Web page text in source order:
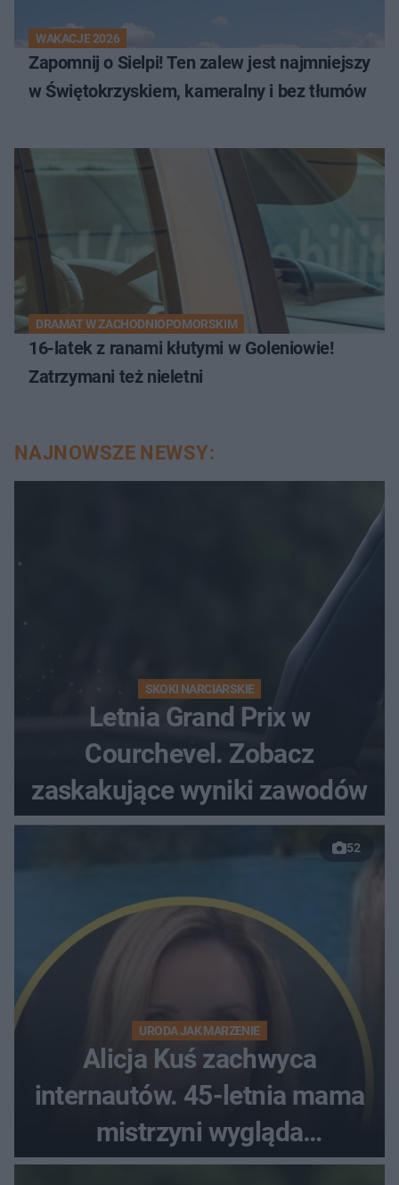
WAKACJE 2026
Zapomnij o Sielpi! Ten zalew jest najmniejszy
w Świętokrzyskiem, kameralny i bez tłumów
DRAMAT W ZACHODNIOPOMORSKIM
16-latek z ranami kłutymi w Goleniowie!
Zatrzymani też nieletni
NAJNOWSZE NEWSY:
SKOKI NARCIARSKIE
Letnia Grand Prix w
Courchevel. Zobacz
zaskakujące wyniki zawodów
52
URODA JAK MARZENIE
Alicja Kuś zachwyca
internautów. 45-letnia mama
mistrzyni wygląda
zjawiskowo